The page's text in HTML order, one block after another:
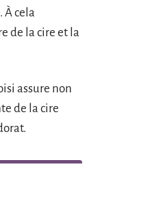
cela
de la cire et la
assure non
de la cire